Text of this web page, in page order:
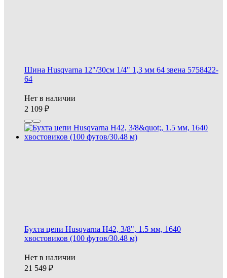
Шина Husqvarna 12"/30см 1/4" 1,3 мм 64 звена 5758422-
64
Нет в наличии
2 109
Бухта цепи Husqvarna H42, 3/8", 1.5 мм, 1640
хвостовиков (100 футов/30.48 м)
Нет в наличии
21 549